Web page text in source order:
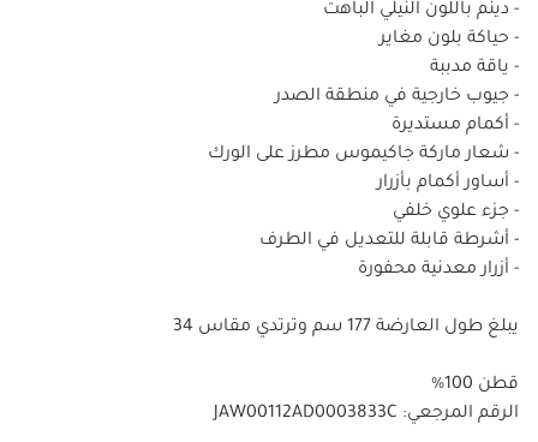
- دينم باللون النيلي الباهت
- حياكة بلون مغاير
- ياقة مدببة
- جيوب خارجية في منطقة الصدر
- أكمام مستديرة
- شعار ماركة جاكيموس مطرز على الورك
- أساور أكمام بأزرار
- جزء علوي خلفي
- أشرطة قابلة للتعديل في الطرف
- أزرار معدنية محفورة
يبلغ طول العارضة 177 سم وترتدي مقاس 34
قطن 100%
الرقم المرجعي: JAW00112AD0003833C